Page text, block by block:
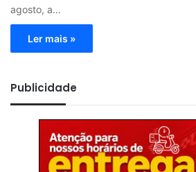
agosto, a…
Ler mais »
Publicidade